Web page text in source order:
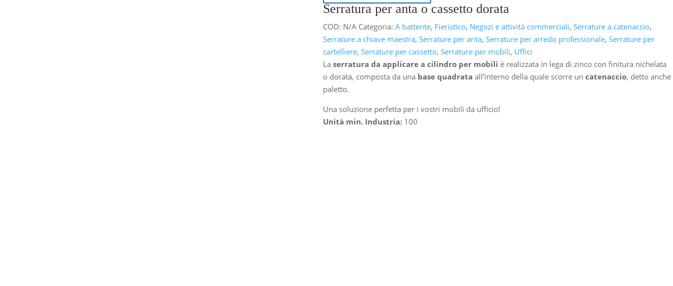
Serratura per anta o cassetto dorata
COD: N/A Categoria:A battente, Fieristico, Negozi e attività commerciali,Serrature a catenaccio,
Serrature a chiave maestra,Serrature per anta,Serrature per arredo professionale,Serrature per
cartelliere,Serrature per cassetto,Serrature per mobili, Uffici
Laserratura da applicare a cilindro per mobili è realizzata in lega di zinco con finitura nichelata
o dorata, composta da una base quadrata all’interno della quale scorre uncatenaccio, detto anche
paletto.
Una soluzione perfetta per i vostri mobili da ufficio!
Unità min. Industria: 100